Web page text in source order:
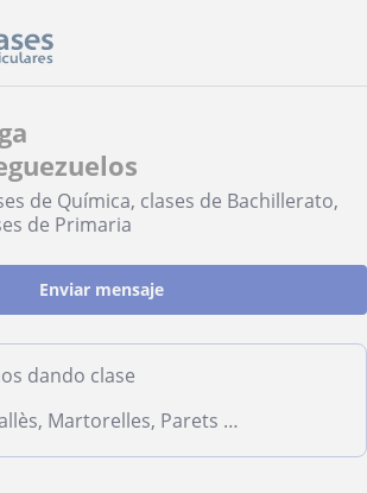
de Química, clases de Bachillerato,
de Primaria
Enviar mensaje
dando clase
Mollet del Vallès, Martorelles, Parets del Vallès, Santa Perpètua de Mogoda